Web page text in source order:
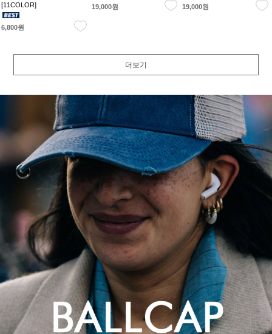
[11COLOR]
6,800원
19,000원
19,000원
더보기